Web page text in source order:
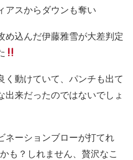
アスからダウンも奪い
め込んだ伊藤雅雪が大差判定
く動けていて、パンチも出て
出来だったのではないでしょ
ネーションブローが打てれ
も？しれません、贅沢なこ